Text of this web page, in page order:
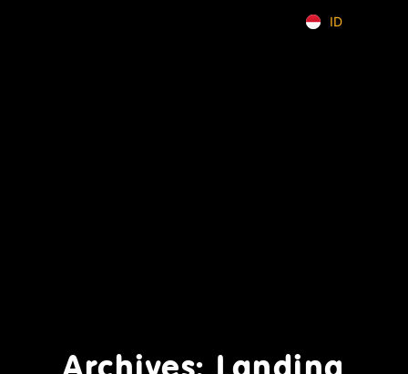
ID
EN
Archives: Landing